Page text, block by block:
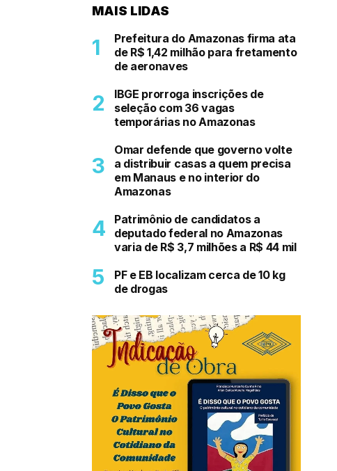
MAIS LIDAS
Prefeitura do Amazonas firma ata
de R$ 1,42 milhão para fretamento
de aeronaves
IBGE prorroga inscrições de
seleção com 36 vagas
temporárias no Amazonas
Omar defende que governo volte
a distribuir casas a quem precisa
em Manaus e no interior do
Amazonas
Patrimônio de candidatos a
deputado federal no Amazonas
varia de R$ 3,7 milhões a R$ 44 mil
PF e EB localizam cerca de 10 kg
de drogas